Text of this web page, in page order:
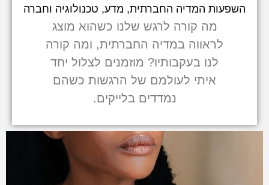
השפעות המדיה החברתית, מדע, טכנולוגיה וחברה
מה קורה לרגש שלנו כשהוא מוצג
לראווה במדיה החברתית, ומה קורה
לנו בעקבותיו? מוזמנים לצלול יחד
איתי לעולמם של הרגשות כשהם
נמדדים בלייקים.